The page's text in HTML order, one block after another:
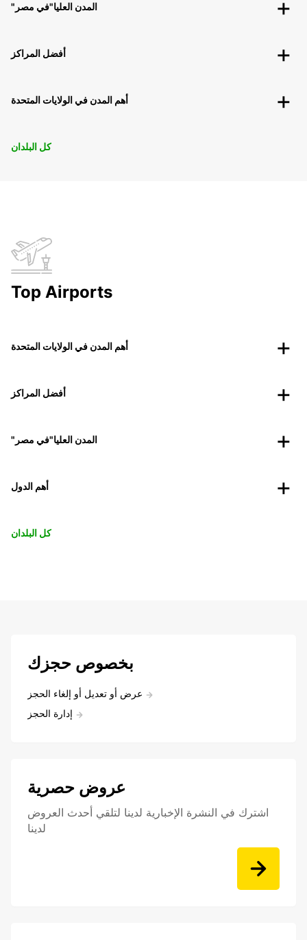
"المدن العليا"في مصر
أفضل المراكز
أهم المدن في الولايات المتحدة
كل البلدان
Top Airports
أهم المدن في الولايات المتحدة
أفضل المراكز
"المدن العليا"في مصر
أهم الدول
كل البلدان
بخصوص حجزك
عرض أو تعديل أو إلغاء الحجز
إدارة الحجز
عروض حصرية
اشترك في النشرة الإخبارية لدينا لتلقي أحدث العروض
لدينا